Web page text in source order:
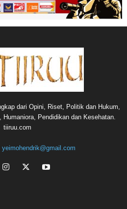
dari Opini, Riset, Politik dan Hukum,
Pendidikan dan Kesehatan.
tiiruu.com
yeimohendrik@gmail.com